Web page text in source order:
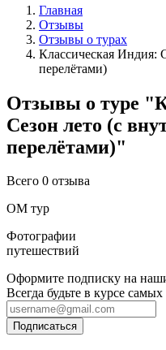
Главная
Отзывы
Отзывы о турах
Классическая Индия:
перелётами)
Отзывы о туре
Сезон лето (с
перелётами)"
Всего 0 отзыва
ОМ тур
Фотографии
путешествий
Оформите подписку на
Всегда будьте в курсе